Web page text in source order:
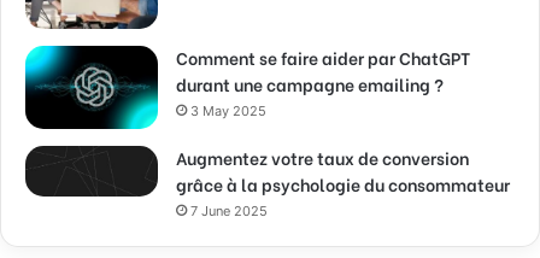
Comment se faire aider par ChatGPT
durant une campagne emailing ?
3 May 2025
Augmentez votre taux de conversion
grâce à la psychologie du consommateur
7 June 2025